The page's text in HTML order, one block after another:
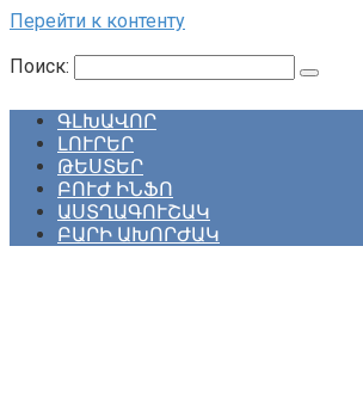
Перейти к контенту
Поиск:
ԳԼԽԱՎՈՐ
ԼՈՒՐԵՐ
ԹԵՍՏԵՐ
ԲՈՒԺ ԻՆՖՈ
ԱՍՏՂԱԳՈՒՇԱԿ
ԲԱՐԻ ԱԽՈՐԺԱԿ